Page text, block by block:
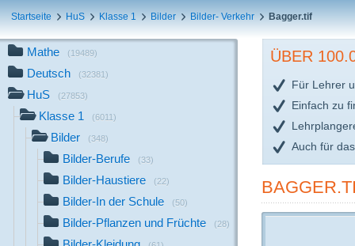
Startseite HuS Klasse 1 Bilder Bilder- Verkehr Bagger.tif
Mathe (19489)
Deutsch (32381)
HuS (27853)
Klasse 1 (6011)
Bilder (348)
Bilder-Berufe (33)
Bilder-Haustiere (22)
Bilder-In der Schule (50)
Bilder-Pflanzen und Früchte (28)
ÜBER
Für Lehrer
Einfach zu
Auch für